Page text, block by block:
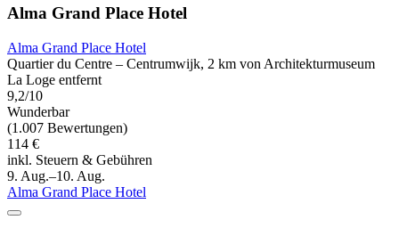
Alma Grand Place Hotel
Alma Grand Place Hotel
Quartier du Centre – Centrumwijk, 2 km von Architekturmuseum
La Loge entfernt
9,2/10
Wunderbar
(1.007 Bewertungen)
114 €
inkl. Steuern & Gebühren
9. Aug.–10. Aug.
Alma Grand Place Hotel